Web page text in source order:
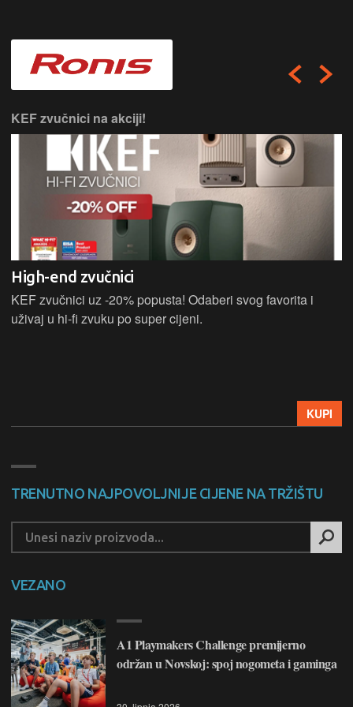
KEF zvučnici na akciji!
High-end zvučnici
KEF zvučnici uz -20% popusta! Odaberi svog favorita i
uživaj u hi-fi zvuku po super cijeni.
KUPI
TRENUTNO NAJPOVOLJNIJE CIJENE NA TRŽIŠTU
VEZANO
A1 Playmakers Challenge premijerno
održan u Novskoj: spoj nogometa i gaminga